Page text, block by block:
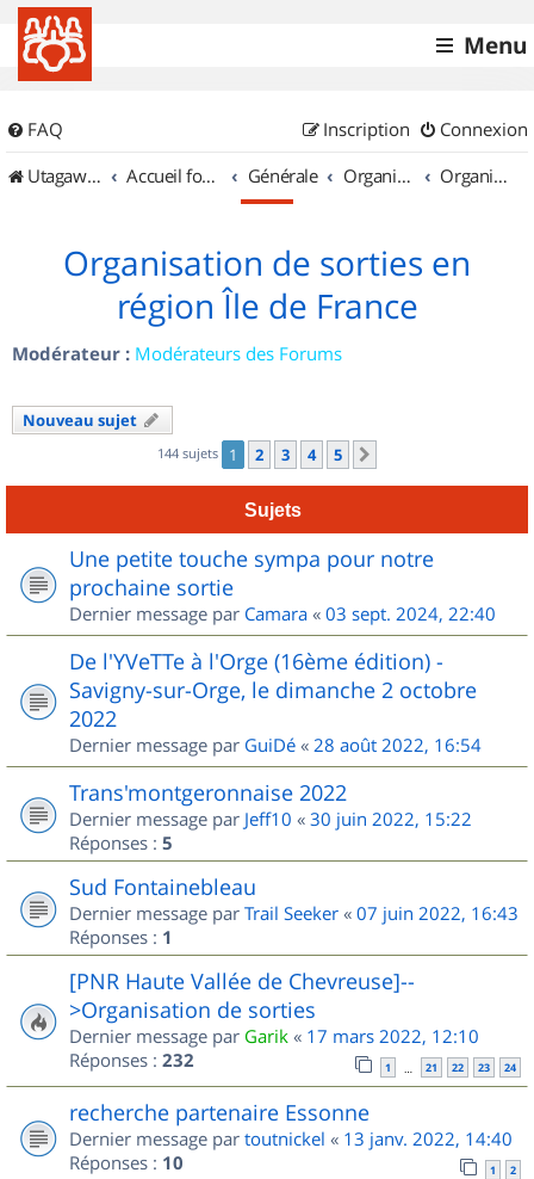
Menu
FAQ Connexion
Inscription
UtagawaVTT (Randos VTT et VTTAE avec traces GPS)
Accueil forum Générale Organisation de sorties & Recherche de partenaires Organisation de sorties en région Île de France
Organisation de sorties en
région Île de France
Modérateur : Modérateurs des Forums
Nouveau sujet
144 sujets 1 2 3 4 5
Sujets
Une petite touche sympa pour notre
prochaine sortie
Dernier message par Camara « 03 sept. 2024, 22:40
De l'YVeTTe à l'Orge (16ème édition) -
Savigny-sur-Orge, le dimanche 2 octobre
2022
Dernier message par GuiDé « 28 août 2022, 16:54
Trans'montgeronnaise 2022
Dernier message par Jeff10 « 30 juin 2022, 15:22
Réponses : 5
Sud Fontainebleau
Dernier message par Trail Seeker « 07 juin 2022, 16:43
Réponses : 1
[PNR Haute Vallée de Chevreuse]--
>Organisation de sorties
Dernier message par Garik « 17 mars 2022, 12:10
Réponses : 232 1 … 21 22 23 24
recherche partenaire Essonne
Dernier message par toutnickel « 13 janv. 2022, 14:40
Réponses : 10 1 2